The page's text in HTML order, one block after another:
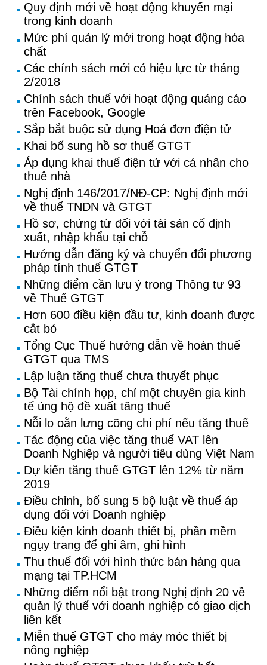
Quy định mới về hoạt động khuyến mại
trong kinh doanh
Mức phí quản lý mới trong hoạt động hóa
chất
Các chính sách mới có hiệu lực từ tháng
2/2018
Chính sách thuế với hoạt động quảng cáo
trên Facebook, Google
Sắp bắt buộc sử dụng Hoá đơn điện tử
Khai bổ sung hồ sơ thuế GTGT
Áp dụng khai thuế điện tử với cá nhân cho
thuê nhà
Nghị định 146/2017/NĐ-CP: Nghị định mới
về thuế TNDN và GTGT
Hồ sơ, chứng từ đối với tài sản cố định
xuất, nhập khẩu tại chỗ
Hướng dẫn đăng ký và chuyển đổi phương
pháp tính thuế GTGT
Những điểm cần lưu ý trong Thông tư 93
về Thuế GTGT
Hơn 600 điều kiện đầu tư, kinh doanh được
cắt bỏ
Tổng Cục Thuế hướng dẫn về hoàn thuế
GTGT qua TMS
Lập luận tăng thuế chưa thuyết phục
Bộ Tài chính họp, chỉ một chuyên gia kinh
tế ủng hộ đề xuất tăng thuế
Nỗi lo oằn lưng cõng chi phí nếu tăng thuế
Tác động của việc tăng thuế VAT lên
Doanh Nghiệp và người tiêu dùng Việt Nam
Dự kiến tăng thuế GTGT lên 12% từ năm
2019
Điều chỉnh, bổ sung 5 bộ luật về thuế áp
dụng đối với Doanh nghiệp
Điều kiện kinh doanh thiết bị, phần mềm
ngụy trang để ghi âm, ghi hình
Thu thuế đối với hình thức bán hàng qua
mạng tại TP.HCM
Những điểm nổi bật trong Nghị định 20 về
quản lý thuế với doanh nghiệp có giao dịch
liên kết
Miễn thuế GTGT cho máy móc thiết bị
nông nghiệp